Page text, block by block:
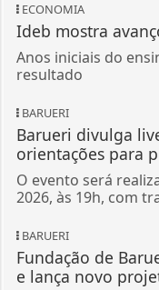
ECONOMIA
Ideb mostra
Anos iniciais do
resultado
BARUERI
Barueri divulga
orientações para
O evento será
2026, às 19h, com
BARUERI
Fundação de
e lança novo